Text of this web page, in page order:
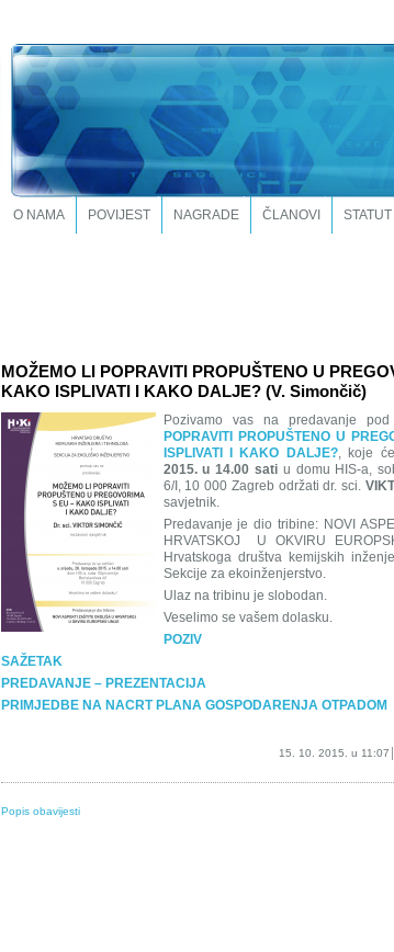
O NAMA POVIJEST NAGRADE ČLANOVI STATUT
MOŽEMO LI POPRAVITI PROPUŠTENO U
KAKO ISPLIVATI I KAKO DALJE? (V. Simončič)
Pozivamo vas na predavanje pod
POPRAVITI PROPUŠTENO U
ISPLIVATI I KAKO DALJE?, koje
2015. u 14.00 satiu domu HIS-a,
6/I, 10 000 Zagreb održati dr. sci.
savjetnik.
Predavanje je dio tribine: NOVI
HRVATSKOJ U OKVIRU
Hrvatskoga društva kemijskih
Sekcije za ekoinženjerstvo.
Ulaz na tribinu je slobodan.
Veselimo se vašem dolasku.
POZIV
SAŽETAK
PREDAVANJE – PREZENTACIJA
PRIMJEDBE NA NACRT PLANA GOSPODARENJA OTPADOM
15. 10. 2015. u 11:07
Popis obavijesti